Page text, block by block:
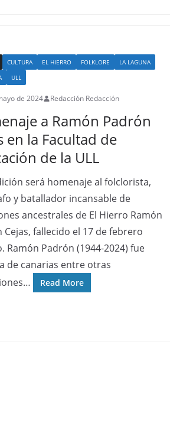
CULTURA EL HIERRO FOLKLORE
LA LAGUNA
ULL
de 2024 Redacción Redacción
a Ramón Padrón
en la Facultad de
de la ULL
será homenaje al folclorista,
y batallador incansable de
ancestrales de El Hierro Ramón
Cejas, fallecido el 17 de febrero
Ramón Padrón (1944-2024) fue
de canarias entre otras
Read More